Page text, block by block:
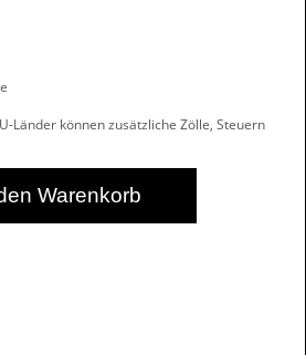
Länder können zusätzliche Zölle, Steuern
Warenkorb